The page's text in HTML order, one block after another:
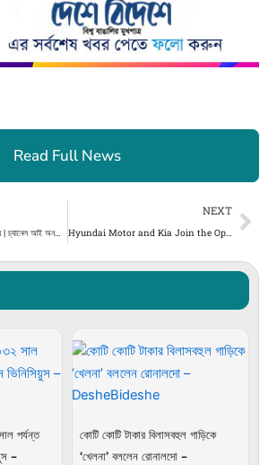
Read Full News
হাম ও উপসর্গে আরও ৮ শিশুর মৃত্যু | চ্যানেল আই অনলাইন
NEXT
Hyundai Motor and Kia Join the Open Invention Network 2.0 Community
পর্যন্ত
–
কোটি কোটি টাকার বিলাসবহুল গাড়িকে
‘খেলনা’ বললেন রোনালদো –